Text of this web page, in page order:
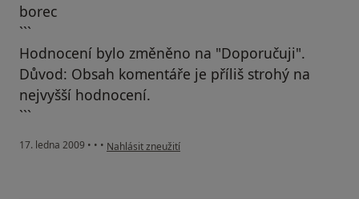
borec
```
Hodnocení bylo změněno na "Doporučuji".
Důvod: Obsah komentáře je příliš strohý na
nejvyšší hodnocení.
```
17. ledna 2009 • • • podle názoru uživatele dfb
Nahlásit zneužití